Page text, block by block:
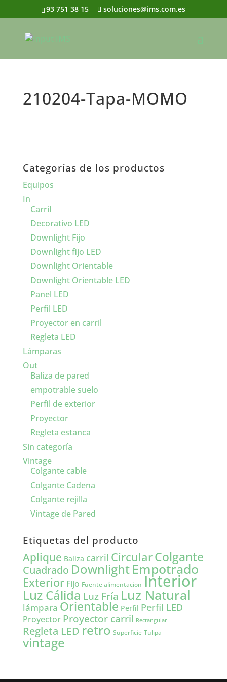
93 751 38 15 soluciones@ims.com.es
210204-Tapa-MOMO
Categorías de los productos
Equipos
In
Carril
Decorativo LED
Downlight Fijo
Downlight fijo LED
Downlight Orientable
Downlight Orientable LED
Panel LED
Perfil LED
Proyector en carril
Regleta LED
Lámparas
Out
Baliza de pared
empotrable suelo
Perfil de exterior
Proyector
Regleta estanca
Sin categoría
Vintage
Colgante cable
Colgante Cadena
Colgante rejilla
Vintage de Pared
Etiquetas del producto
Aplique Baliza carril CircularColgante
Cuadrado DownlightEmpotrado
Exterior Fijo Fuente alimentacion Interior
Luz Cálida Luz Fría Luz Natural
lámpara Orientable Perfil Perfil LED
Proyector Proyector carril Rectangular
Regleta LEDretro Superficie Tulipa
vintage